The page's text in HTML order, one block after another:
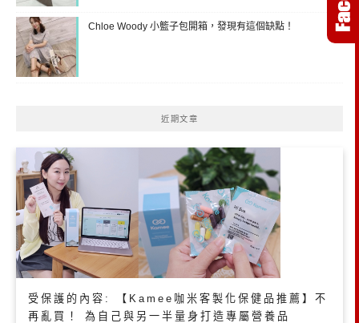
Chloe Woody 小籃子包開箱，發現有這個缺點！
近期文章
受保護的內容: 【Kamee咖米客製化保健品推薦】不
再亂買！ 為自己與另一半量身打造專屬營養品